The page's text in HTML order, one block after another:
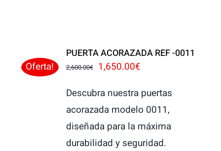
Oferta!
PUERTA ACORAZADA REF -0011
2,600.00€
El
original
era:
2,600.00€.
1,650.00€El
actual
es:
1,650.00€.
Descubra nuestra puertas
acorazada modelo 0011,
diseñada para la máxima
durabilidad y seguridad.